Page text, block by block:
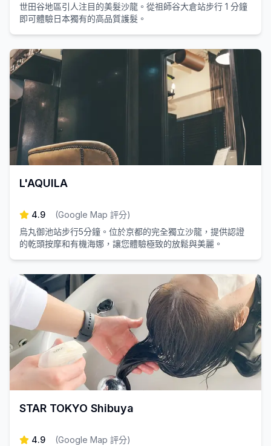
世田谷地區引人注目的美髮沙龍。從祖師谷大倉站步行 1 分鐘
即可體驗日本獨有的高品質護髮。
L'AQUILA
4.9 (Google Map 評分)
烏丸御池站步行5分鐘。位於京都的完全獨立沙龍，提供認證
的乾頭按摩和有機海娜，讓您體驗極致的放鬆與美麗。
STAR TOKYO Shibuya
4.9 (Google Map 評分)